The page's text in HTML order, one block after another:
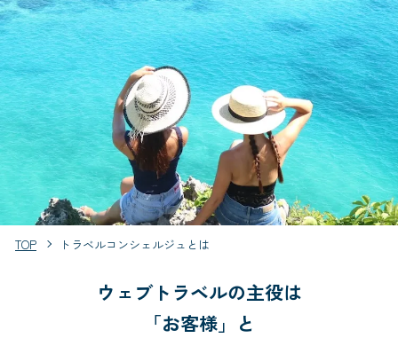
TOP トラベルコンシェルジュとは
ウェブトラベルの主役は
「お客様」と